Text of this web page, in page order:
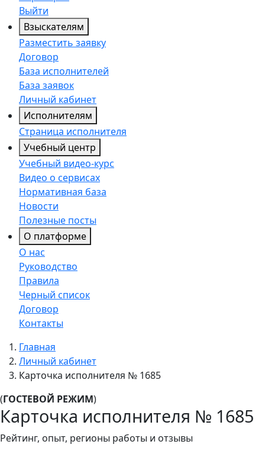
Выйти
Взыскателям
Разместить заявку
Договор
База исполнителей
База заявок
Личный кабинет
Исполнителям
Страница исполнителя
Учебный центр
Учебный видео-курс
Видео о сервисах
Нормативная база
Новости
Полезные посты
О платформе
О нас
Руководство
Правила
Черный список
Договор
Контакты
Главная
Личный кабинет
Карточка исполнителя № 1685
(ГОСТЕВОЙ РЕЖИМ)
Карточка исполнителя № 1685
Рейтинг, опыт, регионы работы и отзывы